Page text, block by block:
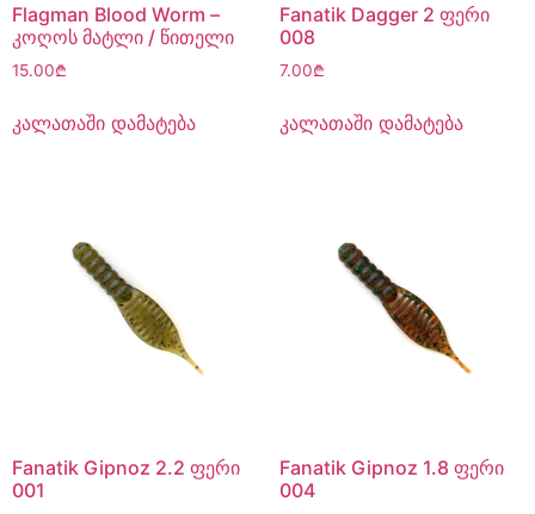
Flagman Blood Worm –
კოღოს მატლი / წითელი
15.00₾
კალათაში დამატება
Fanatik Dagger 2 ფერი
008
7.00₾
კალათაში დამატება
Fanatik Gipnoz 2.2 ფერი
001
Fanatik Gipnoz 1.8 ფერი
004